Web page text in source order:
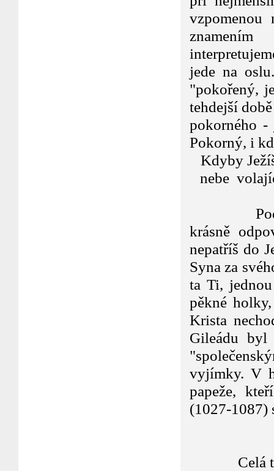
jede na
"pokořený,
tehdejší
pokorného
Pokorný, i
Kdyby
nebe
Podívej
krásně
nepatříš do
Syna za
ta Ti,
pěkné
Krista
Gileádu byl
vyjímky. V
papeže,
(1027-1087)
Celá ta